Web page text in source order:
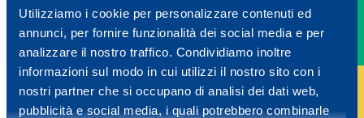
Utilizziamo i cookie per personalizzare contenuti ed
annunci, per fornire funzionalità dei social media e per
analizzare il nostro traffico. Condividiamo inoltre
informazioni sul modo in cui utilizzi il nostro sito con i
nostri partner che si occupano di analisi dei dati web,
pubblicità e social media, i quali potrebbero combinarle